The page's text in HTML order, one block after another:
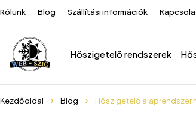
Rólunk Blog Szállítási információk
Hőszigetelő rendszerek
Kezdőoldal Blog Hőszigetelő alaprendszer